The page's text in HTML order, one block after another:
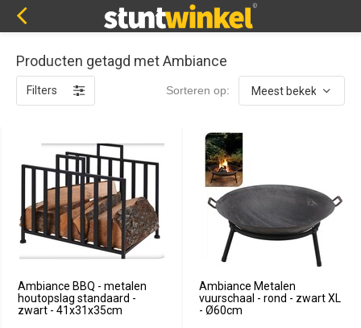
Producten getagd met Ambiance
Filters Sorteren op:
Ambiance BBQ - metalen
houtopslag standaard -
zwart - 41x31x35cm
Ambiance Metalen
vuurschaal - rond - zwart XL
- Ø60cm